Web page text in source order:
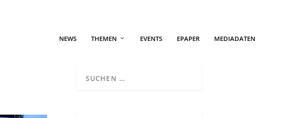
NEWS THEMEN EVENTS EPAPER MEDIADATEN